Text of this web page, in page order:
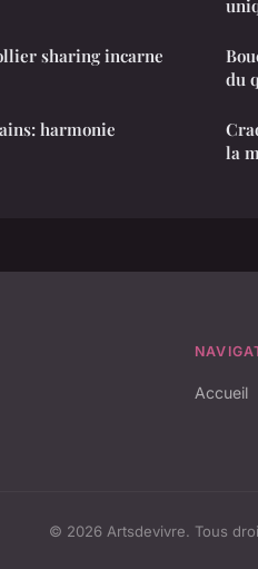
sharing incarne
harmonie
du
la
Accueil
© 2026 Artsdevivre. Tous